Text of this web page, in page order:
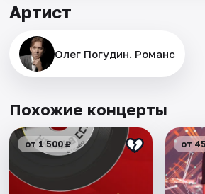
Артист
Олег Погудин. Романс
Похожие концерты
от 1 500 ₽ от